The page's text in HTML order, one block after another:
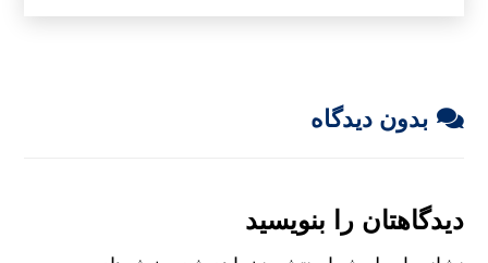
بدون دیدگاه
دیدگاهتان را بنویسید